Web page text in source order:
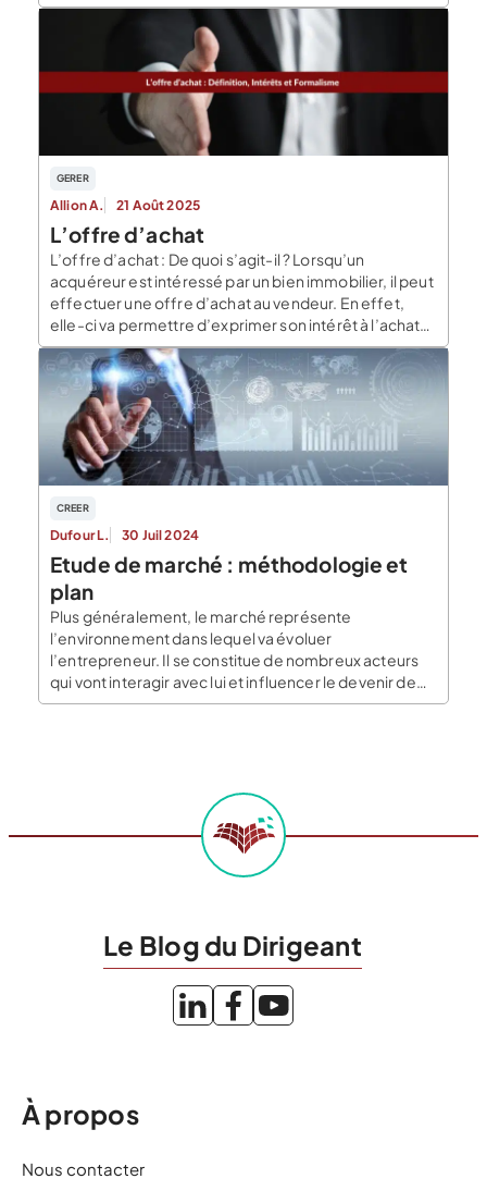
qu’entrepreneur ou chef d’entreprise, vous êtes
peut-être confronté aux défis logistiques d’espace
de stockage limité, de gestion des stocks ou encore
de protection des […]
GERER
Allion A. 21 Août 2025
L’offre d’achat
L’offre d’achat : De quoi s’agit-il ? Lorsqu’un
acquéreur est intéressé par un bien immobilier, il peut
effectuer une offre d’achat au vendeur. En effet,
elle-ci va permettre d’exprimer son intérêt à l’achat
du bien au prix initial ou à un prix moindre, sous
certaines conditions. En outre, l’offre d’achat
constitue un engagement unilatéral d’acheter, […]
CREER
Dufour L. 30 Juil 2024
Etude de marché : méthodologie et
plan
Plus généralement, le marché représente
l’environnement dans lequel va évoluer
l’entrepreneur. Il se constitue de nombreux acteurs
qui vont interagir avec lui et influencer le devenir de
l’entreprise. Qu’est-ce qu’une étude de marché ?
Le Blog du Dirigeant
À propos
Nous contacter